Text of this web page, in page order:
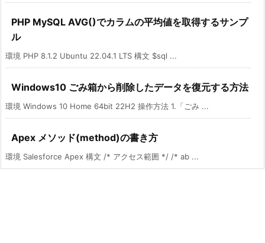
PHP MySQL AVG()でカラムの平均値を取得するサンプ
ル
環境 PHP 8.1.2 Ubuntu 22.04.1 LTS 構文 $sql ...
Windows10 ごみ箱から削除したデータを復元する方法
環境 Windows 10 Home 64bit 22H2 操作方法 1.「ごみ ...
Apex メソッド(method)の書き方
環境 Salesforce Apex 構文 /* アクセス範囲 */ /* ab ...